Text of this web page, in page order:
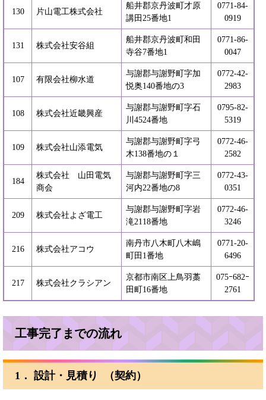
130 片山電工株式会社
船井郡京丹波町才原
講田25番地1
0771-84-
0919
131 株式会社安谷組
船井郡京丹波町和田
寺谷7番地1
0771-86-
0047
107 有限会社柳水道
与謝郡与謝野町字加
悦奥140番地の3
0772-42-
2983
108 株式会社近畿興産
与謝郡与謝野町字石
川4524番地
0795-82-
5319
109 株式会社山添電気
与謝郡与謝野町字弓
木138番地の１
0772-46-
2582
184
株式会社 山田電気
商会
与謝郡与謝野町字三
河内22番地の8
0772-43-
0351
209 株式会社よざ電工
与謝郡与謝野町字岩
滝2118番地
0772-46-
3246
216 株式会社アコウ
南丹市八木町八木嶋
町田1番地
0771-20-
6496
217 株式会社クラシアン
京都市南区上鳥羽藁
田町16番地
075ｰ682ｰ
2761
工事完了までの流れ
1． 設計・見積り （契約）